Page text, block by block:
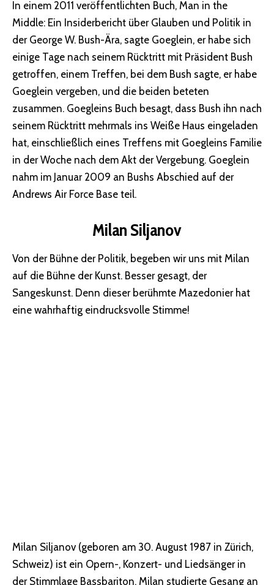
In einem 2011 veröffentlichten Buch, Man in the
Middle: Ein Insiderbericht über Glauben und Politik in
der George W. Bush-Ära, sagte Goeglein, er habe sich
einige Tage nach seinem Rücktritt mit Präsident Bush
getroffen, einem Treffen, bei dem Bush sagte, er habe
Goeglein vergeben, und die beiden beteten
zusammen. Goegleins Buch besagt, dass Bush ihn nach
seinem Rücktritt mehrmals ins Weiße Haus eingeladen
hat, einschließlich eines Treffens mit Goegleins Familie
in der Woche nach dem Akt der Vergebung. Goeglein
nahm im Januar 2009 an Bushs Abschied auf der
Andrews Air Force Base teil.
Milan Siljanov
Von der Bühne der Politik, begeben wir uns mit Milan
auf die Bühne der Kunst. Besser gesagt, der
Sangeskunst. Denn dieser berühmte Mazedonier hat
eine wahrhaftig eindrucksvolle Stimme!
Milan Siljanov (geboren am 30. August 1987 in Zürich,
Schweiz) ist ein Opern-, Konzert- und Liedsänger in
der Stimmlage Bassbariton. Milan studierte Gesang an